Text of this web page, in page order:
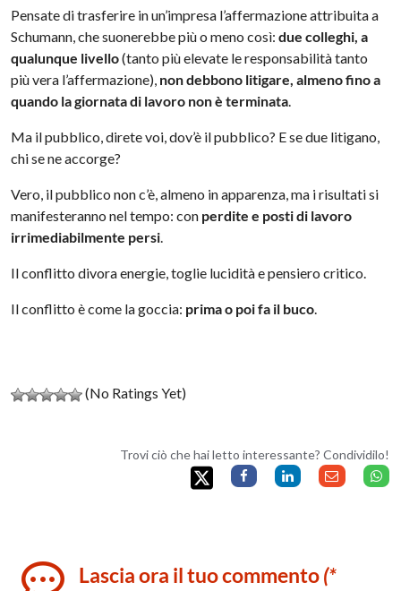
Pensate di trasferire in un’impresa l’affermazione attribuita a
Schumann, che suonerebbe più o meno così:due colleghi, a
qualunque livello(tanto più elevate le responsabilità tanto
più vera l’affermazione), non debbono litigare, almeno fino a
quando la giornata di lavoro non è terminata.
Ma il pubblico, direte voi, dov’è il pubblico? E se due litigano,
chi se ne accorge?
Vero, il pubblico non c’è, almeno in apparenza, ma i risultati si
manifesteranno nel tempo: con perdite e posti di lavoro
irrimediabilmente persi.
Il conflitto divora energie, toglie lucidità e pensiero critico.
Il conflitto è come la goccia: prima o poi fa il buco.
(No Ratings Yet)
Trovi ciò che hai letto interessante? Condividilo!
Lascia ora il tuo commento(*